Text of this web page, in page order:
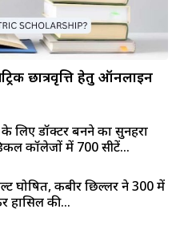
छात्रवृत्ति हेतु ऑनलाइन
लिए डॉक्टर बनने का सुनहरा
कॉलेजों में 700 सीटें...
घोषित, कबीर छिल्लर ने 300 में
हासिल की...